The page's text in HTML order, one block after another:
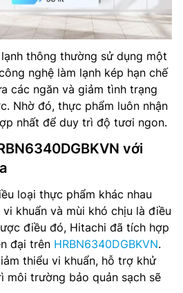
thông thường sử dụng một
nghệ làm lạnh kép hạn chế
các ngăn và giảm tình trạng
Nhờ đó, thực phẩm luôn nhận
nhất để duy trì độ tươi ngon.
với
loại thực phẩm khác nhau
khuẩn và mùi khó chịu là điều
điều đó, Hitachi đã tích hợp
đại trên HRBN6340DGBKVN.
thiểu vi khuẩn, hỗ trợ khử
môi trường bảo quản sạch sẽ